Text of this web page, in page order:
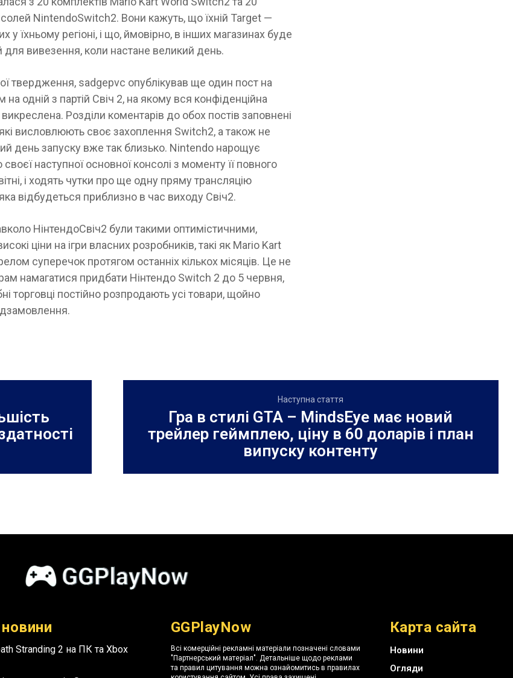
NintendoSwitch2. Вони кажуть, що їхній Target —
у їхньому регіоні, і що, ймовірно, в інших магазинах буде
для вивезення, коли настане великий день.
твердження, sadgepvc опублікував ще один пост на
на одній з партій Свіч 2, на якому вся конфіденційна
Розділи коментарів до обох постів заповнені
висловлюють своє захоплення Switch2, а також не
день запуску вже так близько. Nintendo нарощує
наступної основної консолі з моменту її повного
і ходять чутки про ще одну пряму трансляцію
відбудеться приблизно в час виходу Свіч2.
НінтендоСвіч2 були такими оптимістичними,
ціни на ігри власних розробників, такі як Mario Kart
суперечок протягом останніх кількох місяців. Це не
намагатися придбати Нінтендо Switch 2 до 5 червня,
торговці постійно розпродають усі товари, щойно
Наступна стаття
Гра в стилі GTA – MindsEye має новий
трейлер геймплею, ціну в 60 доларів і план
випуску контенту
Stranding 2 на ПК та Xbox
GGPlayNow
Всі комерційні рекламні матеріали позначені словами
"Партнерський матеріал". Детальніше щодо реклами
та правил цитування можна ознайомитись в правилах
Карта сайта
Новини
Огляди